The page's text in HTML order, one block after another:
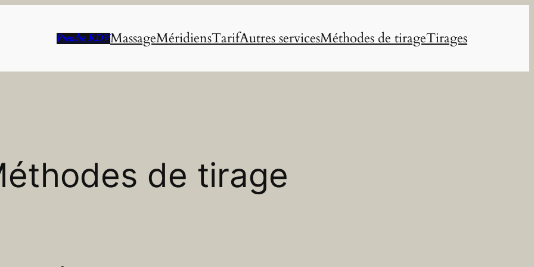
Prendre RDVMassageMéridiensTarifAutres servicesMéthodes de tirageTirages
de tirage